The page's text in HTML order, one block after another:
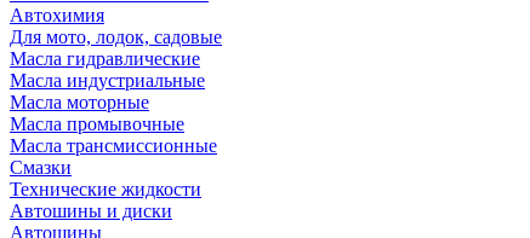
Автохимия
Для мото, лодок, садовые
Масла гидравлические
Масла индустриальные
Масла моторные
Масла промывочные
Масла трансмиссионные
Смазки
Технические жидкости
Автошины и диски
Автошины